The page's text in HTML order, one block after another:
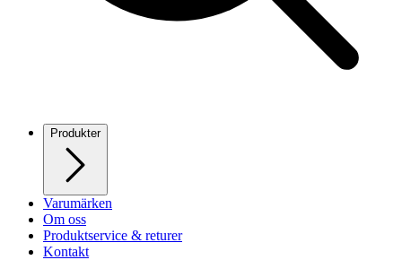
Produkter
Varumärken
Om oss
Produktservice & returer
Kontakt